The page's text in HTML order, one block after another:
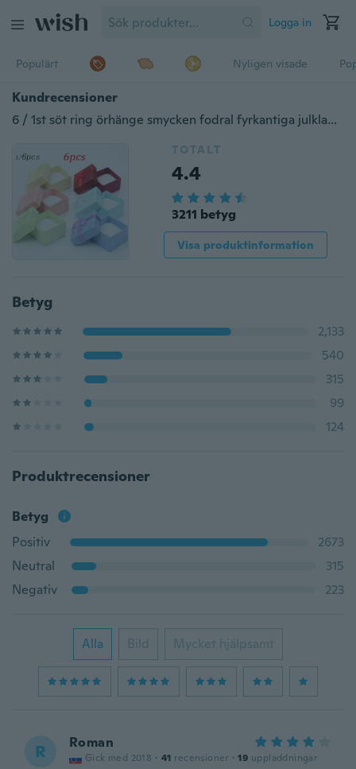
Logga in
Populärt Nyligen visade
Kundrecensioner
6 / 1st söt ring örhänge smycken fodral fyrkantiga julklappar paket lådor papp kartong
TOTALT
4.4
3211 betyg
Visa produktinformation
Betyg
2,133
540
315
99
124
Produktrecensioner
Betyg
Positiv
2673
Neutral
315
Negativ
223
Alla Bild Mycket hjälpsamt
R Roman
Gick med 2018 · 41 recensioner · 19 uppladdningar